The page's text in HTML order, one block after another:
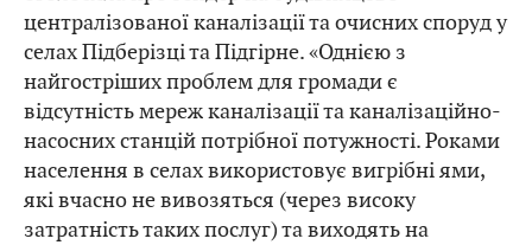
централізованої каналізації та очисних споруд у
селах Підберізці та Підгірне. «Однією з
найгостріших проблем для громади є
відсутність мереж каналізації та каналізаційно-
насосних станцій потрібної потужності. Роками
населення в селах використовує вигрібні ями,
які вчасно не вивозяться (через високу
затратність таких послуг) та виходять на